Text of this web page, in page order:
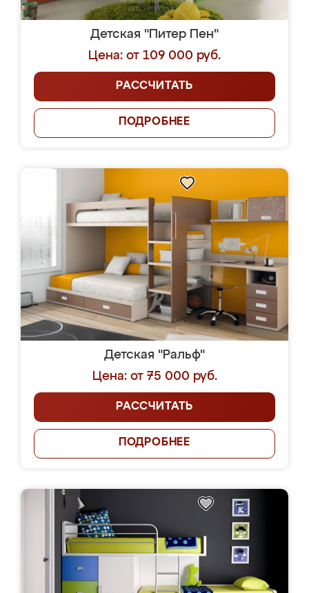
Детская "Питер Пен"
Цена: от 109 000 руб.
РАССЧИТАТЬ
ПОДРОБНЕЕ
Детская "Ральф"
Цена: от 75 000 руб.
РАССЧИТАТЬ
ПОДРОБНЕЕ